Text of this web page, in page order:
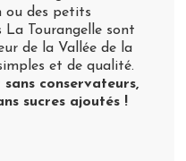
ou des petits
La Tourangelle sont
de la Vallée de la
et de qualité.
sans conservateurs,
sucres ajoutés !